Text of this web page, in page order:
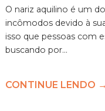
O nariz aquilino é um
incômodos devido à
isso que pessoas com
buscando por...
CONTINUE LENDO →